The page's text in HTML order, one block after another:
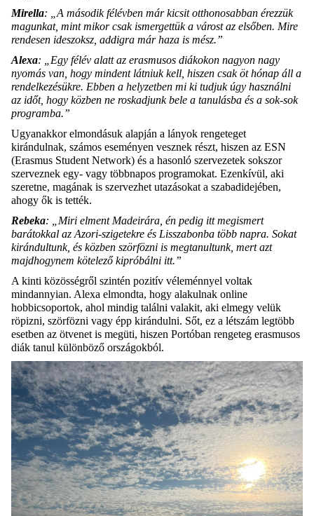
Mirella: „A második félévben már kicsit otthonosabban érezzük
magunkat, mint mikor csak ismergettük a várost az elsőben. Mire
rendesen ideszoksz, addigra már haza is mész.”
Alexa: „Egy félév alatt az erasmusos diákokon nagyon nagy
nyomás van, hogy mindent látniuk kell, hiszen csak öt hónap áll a
rendelkezésükre. Ebben a helyzetben mi ki tudjuk úgy használni
az időt, hogy közben ne roskadjunk bele a tanulásba és a sok-sok
programba.”
Ugyanakkor elmondásuk alapján a lányok rengeteget
kirándulnak, számos eseményen vesznek részt, hiszen az ESN
(Erasmus Student Network) és a hasonló szervezetek sokszor
szerveznek egy- vagy többnapos programokat. Ezenkívül, aki
szeretne, magának is szervezhet utazásokat a szabadidejében,
ahogy ők is tették.
Rebeka: „Miri elment Madeirára, én pedig itt megismert
barátokkal az Azori-szigetekre és Lisszabonba több napra. Sokat
kirándultunk, és közben szörfözni is megtanultunk, mert azt
majdhogynem kötelező kipróbálni itt.”
A kinti közösségről szintén pozitív véleménnyel voltak
mindannyian. Alexa elmondta, hogy alakulnak online
hobbicsoportok, ahol mindig találni valakit, aki elmegy velük
röpizni, szörfözni vagy épp kirándulni. Sőt, ez a létszám legtöbb
esetben az ötvenet is megüti, hiszen Portóban rengeteg erasmusos
diák tanul különböző országokból.